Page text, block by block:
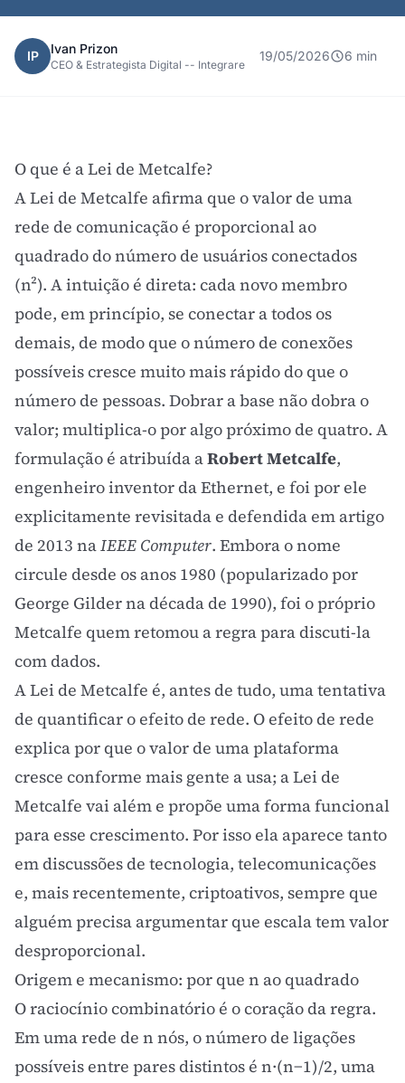
IP Ivan Prizon
CEO & Estrategista Digital -- Integrare
19/05/2026 6 min
O que é a Lei de Metcalfe?
A Lei de Metcalfe afirma que o valor de uma
rede de comunicação é proporcional ao
quadrado do número de usuários conectados
(n²). A intuição é direta: cada novo membro
pode, em princípio, se conectar a todos os
demais, de modo que o número de conexões
possíveis cresce muito mais rápido do que o
número de pessoas. Dobrar a base não dobra o
valor; multiplica-o por algo próximo de quatro. A
formulação é atribuída aRobert Metcalfe,
engenheiro inventor da Ethernet, e foi por ele
explicitamente revisitada e defendida em artigo
de 2013 naIEEE Computer. Embora o nome
circule desde os anos 1980 (popularizado por
George Gilder na década de 1990), foi o próprio
Metcalfe quem retomou a regra para discuti-la
com dados.
A Lei de Metcalfe é, antes de tudo, uma tentativa
de quantificar oefeito de rede. Oefeito de rede
explica por que o valor de uma plataforma
cresce conforme mais gente a usa; a Lei de
Metcalfe vai além e propõe uma forma funcional
para esse crescimento. Por isso ela aparece tanto
em discussões de tecnologia, telecomunicações
e, mais recentemente, criptoativos, sempre que
alguém precisa argumentar que escala tem valor
desproporcional.
Origem e mecanismo: por que n ao quadrado
O raciocínio combinatório é o coração da regra.
Em uma rede de n nós, o número de ligações
possíveis entre pares distintos é n·(n−1)/2, uma